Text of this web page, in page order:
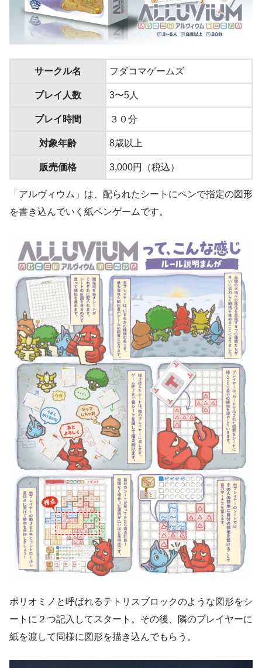
サークル名 フダコマゲームズ
プレイ人数 3〜5人
プレイ時間 ３０分
対象年齢 8歳以上
販売価格 3,000円（税込）
「アルヴィウム」は、配られたシートにペンで指定の図形
を書き込んでいく紙ペンゲームです。
ポリオミノと呼ばれるテトリスブロックのような図形をシ
ートに２つ記入してスタート。その後、隣のプレイヤーに
紙を渡して同様に図形を描き込んでもらう。